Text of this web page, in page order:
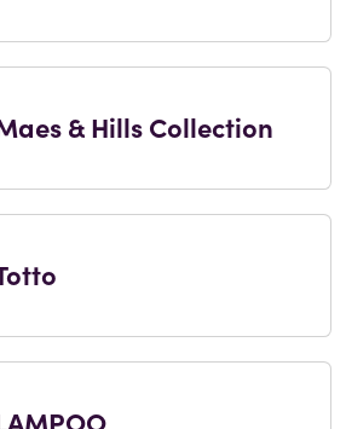
& Hills Collection